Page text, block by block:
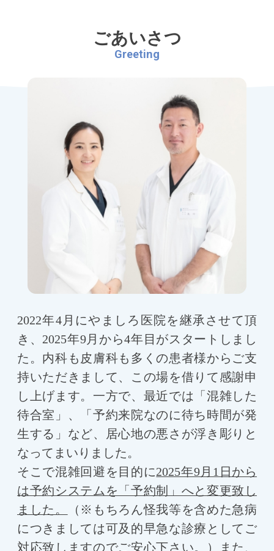
ごあいさつ
Greeting
2022年4月にやましろ医院を継承させて頂
き、2025年9月から4年目がスタートしまし
た。内科も皮膚科も多くの患者様からご支
持いただきまして、この場を借りて感謝申
し上げます。一方で、最近では「混雑した
待合室」、「予約来院なのに待ち時間が発
生する」など、居心地の悪さが浮き彫りと
なってまいりました。
そこで混雑回避を目的に2025年9月1日から
は予約システムを「予約制」へと変更致し
ました。
（※もちろん怪我等を含めた急病
につきましては可及的早急な診療としてご
対応致しますのでご安心下さい。）また、